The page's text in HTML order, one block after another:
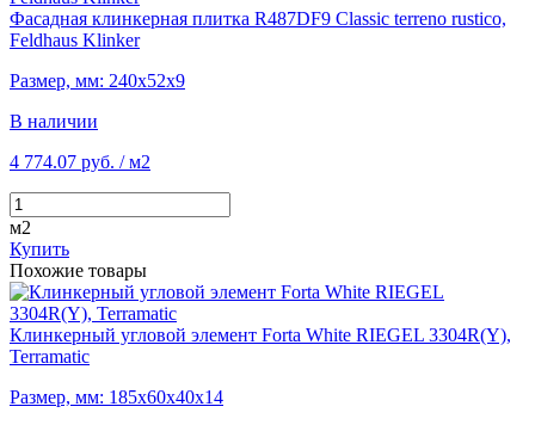
Фасадная клинкерная плитка R487DF9 Classic terreno rustico,
Feldhaus Klinker
Размер, мм: 240х52х9
В наличии
4 774.07 руб. / м2
м2
Купить
Похожие товары
Клинкерный угловой элемент Forta White RIEGEL 3304R(Y),
Terramatic
Размер, мм: 185х60х40х14